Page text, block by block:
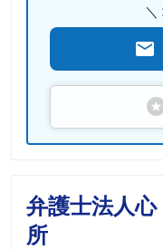
弁護士法人
所